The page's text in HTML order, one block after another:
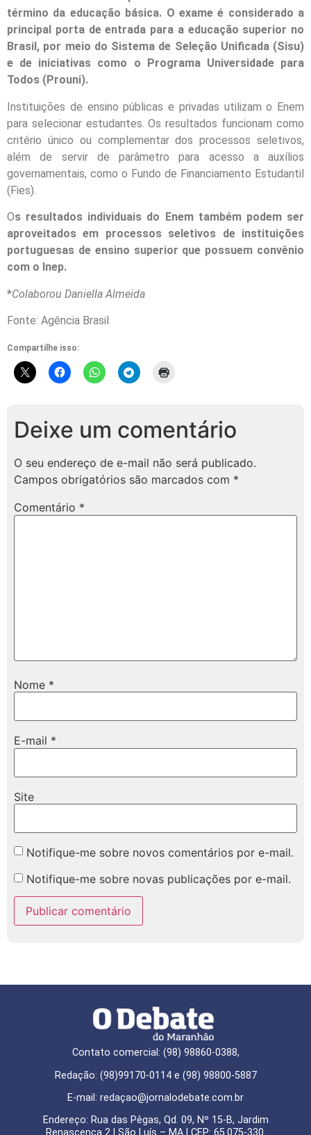
término da educação básica. O exame é considerado a
principal porta de entrada para a educação superior no
Brasil, por meio do Sistema de Seleção Unificada (Sisu)
e de iniciativas como o Programa Universidade para
Todos (Prouni).
Instituições de ensino públicas e privadas utilizam o Enem
para selecionar estudantes. Os resultados funcionam como
critério único ou complementar dos processos seletivos,
além de servir de parâmetro para acesso a auxílios
governamentais, como o Fundo de Financiamento Estudantil
(Fies).
Os resultados individuais do Enem também podem ser
aproveitados em processos seletivos de instituições
portuguesas de ensino superior que possuem convênio
com o Inep.
*Colaborou Daniella Almeida
Fonte: Agência Brasil
Compartilhe isso:
Deixe um comentário
O seu endereço de e-mail não será publicado.
Campos obrigatórios são marcados com *
Comentário *
Nome *
E-mail *
Site
Notifique-me sobre novos comentários por e-mail.
Notifique-me sobre novas publicações por e-mail.
Contato comercial: (98) 98860-0388,
Redação: (98)99170-0114 e (98) 98800-5887
E-mail: redaçao@jornalodebate.com.br
Endereço: Rua das Pêgas, Qd. 09, Nº 15-B, Jardim